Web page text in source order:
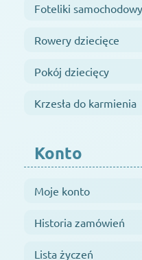
Foteliki samochodowy
Rowery dziecięce
Pokój dziecięcy
Krzesła do karmienia
Konto
Moje konto
Historia zamówień
Lista życzeń